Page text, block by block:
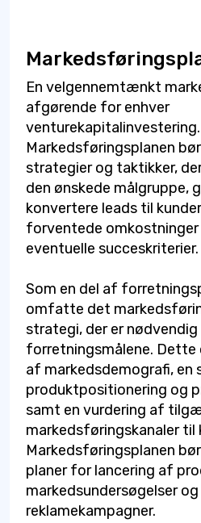
En velgennemtænkt
afgørende for enhver
venturekapitalinvestering.
Markedsføringsplanen
strategier og taktikker,
den ønskede målgruppe,
konvertere leads til
forventede
eventuelle succeskriterier.
Som en del af
omfatte det
strategi, der er
forretningsmålene.
af markedsdemografi,
produktpositionering og
samt en vurdering af
markedsføringskanaler til
Markedsføringsplanen
planer for lancering af
markedsundersøgelser
reklamekampagner.